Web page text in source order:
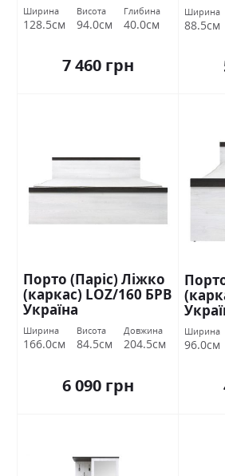
Ширина
128.5см
Висота
94.0см
Глибина
40.0см
7 460 грн
Ширина
88.5см
Порто (Паріс) Ліжко
(каркас) LOZ/160 БРВ
Україна
Ширина
166.0см
Висота
84.5см
Довжина
204.5см
6 090 грн
Ширина
96.0см